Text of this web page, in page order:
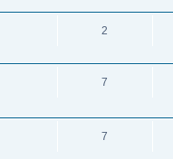
2
7
7